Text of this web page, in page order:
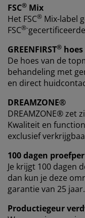
FSC® Mix
Het FSC® Mix-label
FSC®-
GREENFIRST® hoes
De hoes van de
behandeling met
en direct
DREAMZONE®
DREAMZONE® zet
Kwaliteit en
exclusief
100 dagen
Je krijgt 100 dagen
dan kun je deze
garantie van 25 jaar.
Productiegeur